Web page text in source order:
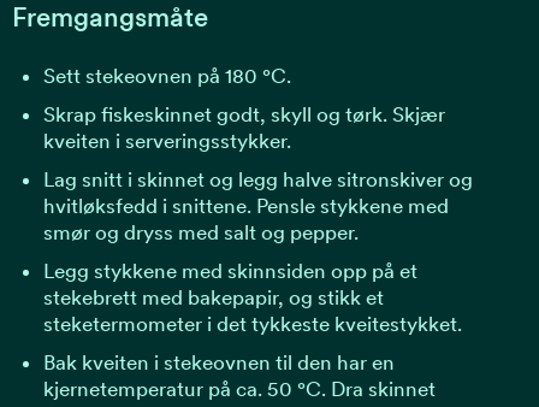
Fremgangsmåte
Sett stekeovnen på 180 °C.
Skrap fiskeskinnet godt, skyll og tørk. Skjær
kveiten i serveringsstykker.
Lag snitt i skinnet og legg halve sitronskiver og
hvitløksfedd i snittene. Pensle stykkene med
smør og dryss med salt og pepper.
Legg stykkene med skinnsiden opp på et
stekebrett med bakepapir, og stikk et
steketermometer i det tykkeste kveitestykket.
Bak kveiten i stekeovnen til den har en
kjernetemperatur på ca. 50 °C. Dra skinnet